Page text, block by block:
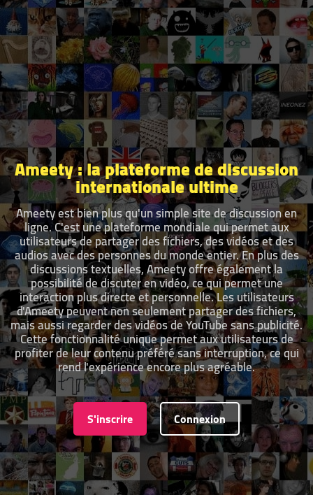
Ameety : la plateforme de discussion
internationale ultime
Ameety est bien plus qu'un simple site de discussion en
ligne. C'est une plateforme mondiale qui permet aux
utilisateurs de partager des fichiers, des vidéos et des
audios avec des personnes du monde entier. En plus des
discussions textuelles, Ameety offre également la
possibilité de discuter en vidéo, ce qui permet une
interaction plus directe et personnelle. Les utilisateurs
d'Ameety peuvent non seulement partager des fichiers,
mais aussi regarder des vidéos de YouTube sans publicité.
Cette fonctionnalité unique permet aux utilisateurs de
profiter de leur contenu préféré sans interruption, ce qui
rend l'expérience encore plus agréable.
S'inscrire Connexion